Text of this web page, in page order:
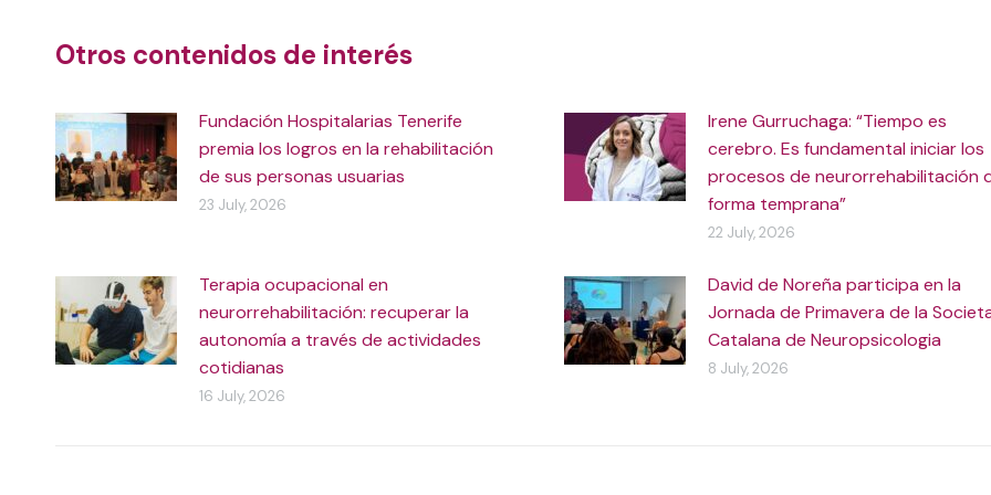
Otros contenidos de interés
Fundación Hospitalarias Tenerife
premia los logros en la rehabilitación
de sus personas usuarias
23 July, 2026
Irene Gurruchaga: “Tiempo es
cerebro. Es fundamental iniciar los
procesos de neurorrehabilitación
forma temprana”
22 July, 2026
Terapia ocupacional en
neurorrehabilitación: recuperar la
autonomía a través de actividades
cotidianas
16 July, 2026
David de Noreña participa en la
Jornada de Primavera de la
Catalana de Neuropsicologia
8 July, 2026